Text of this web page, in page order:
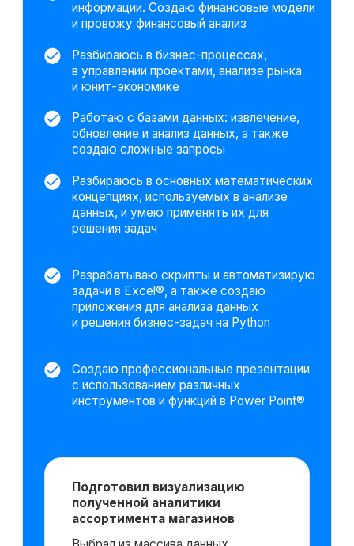
hh.ru мы выделяем наиболее важные
навыки, которым клиенты обучаются
Power BI
Excel
Google Sheets
VBA
Power Point
Power Query
Tableau
BPMN
Numpy
Pandas
Seaborn
Plotly
CRM/Trello
PromptCowboy
Юкасса